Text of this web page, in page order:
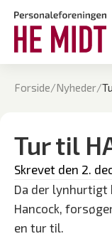
Forside/Nyheder/
Tur til
Skrevet den 2.
Da der
Hancock,
en tur til.